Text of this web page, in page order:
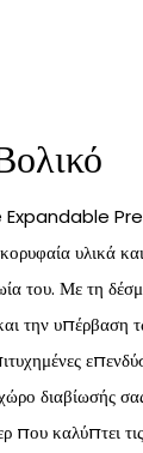
Expandable
υλικά και
του. Με τη
την υπέρβαση
διαβίωσής
που καλύπτει τις